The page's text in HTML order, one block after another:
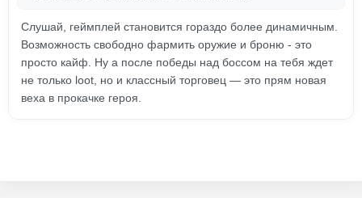
Слушай, геймплей становится гораздо более динамичным.
Возможность свободно фармить оружие и броню - это
просто кайф. Ну а после победы над боссом на тебя ждет
не только loot, но и классный торговец — это прям новая
веха в прокачке героя.